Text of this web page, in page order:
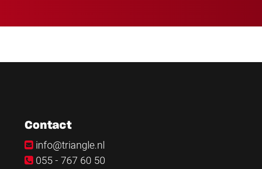
Contact
info@triangle.nl
055 - 767 60 50